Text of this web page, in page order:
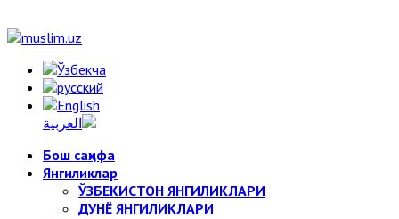
Бош саҳифа
Янгиликлар
ЎЗБЕКИСТОН ЯНГИЛИКЛАРИ
ДУНЁ ЯНГИЛИКЛАРИ